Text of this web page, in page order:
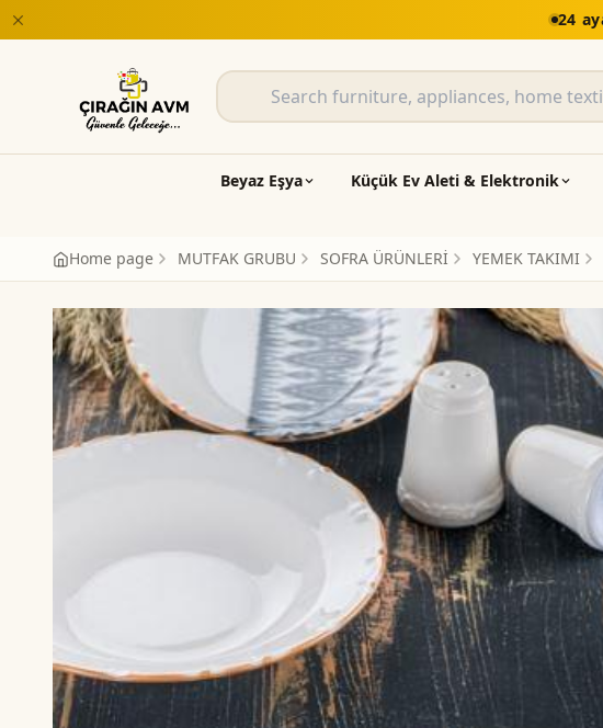
AVM'de
Beyaz Eşya Küçük Ev Aleti & Elektronik
Home page MUTFAK GRUBU SOFRA ÜRÜNLERİ YEMEK TAKIMI